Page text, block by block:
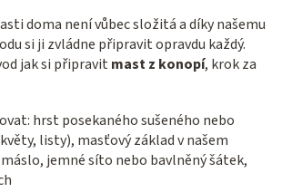
doma není vůbec složitá a díky našemu
si ji zvládne připravit opravdu každý.
jak si připravit mast z konopí, krok za
hrst posekaného sušeného nebo
listy), masťový základ v našem
jemné síto nebo bavlněný šátek,